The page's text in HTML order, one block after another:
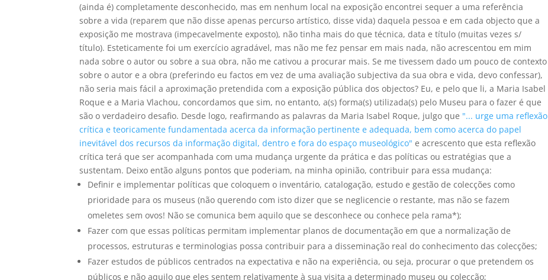
(ainda é) completamente desconhecido, mas em nenhum local na exposição encontrei sequer a uma referência
sobre a vida (reparem que não disse apenas percurso artístico, disse vida) daquela pessoa e em cada objecto que a
exposição me mostrava (impecavelmente exposto), não tinha mais do que técnica, data e título (muitas vezes s/
título). Esteticamente foi um exercício agradável, mas não me fez pensar em mais nada, não acrescentou em mim
nada sobre o autor ou sobre a sua obra, não me cativou a procurar mais. Se me tivessem dado um pouco de contexto
sobre o autor e a obra (preferindo eu factos em vez de uma avaliação subjectiva da sua obra e vida, devo confessar),
não seria mais fácil a aproximação pretendida com a exposição pública dos objectos? Eu, e pelo que li, a Maria Isabel
Roque e a Maria Vlachou, concordamos que sim, no entanto, a(s) forma(s) utilizada(s) pelo Museu para o fazer é que
são o verdadeiro desafio. Desde logo, reafirmando as palavras da Maria Isabel Roque, julgo que "... urge uma reflexão
crítica e teoricamente fundamentada acerca da informação pertinente e adequada, bem como acerca do papel
inevitável dos recursos da informação digital, dentro e fora do espaço museológico" e acrescento que esta reflexão
crítica terá que ser acompanhada com uma mudança urgente da prática e das políticas ou estratégias que a
sustentam. Deixo então alguns pontos que poderiam, na minha opinião, contribuir para essa mudança:
Definir e implementar políticas que coloquem o inventário, catalogação, estudo e gestão de colecções como
prioridade para os museus (não querendo com isto dizer que se neglicencie o restante, mas não se fazem
omeletes sem ovos! Não se comunica bem aquilo que se desconhece ou conhece pela rama*);
Fazer com que essas políticas permitam implementar planos de documentação em que a normalização de
processos, estruturas e terminologias possa contribuir para a disseminação real do conhecimento das colecções;
Fazer estudos de públicos centrados na expectativa e não na experiência, ou seja, procurar o que pretendem os
públicos e não aquilo que eles sentem relativamente à sua visita a determinado museu ou colecção;